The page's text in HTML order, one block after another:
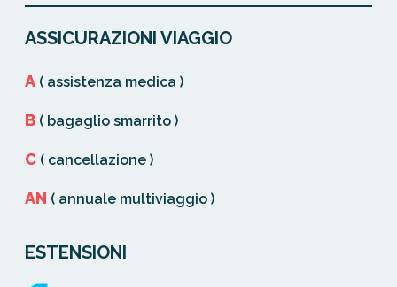
ASSICURAZIONI VIAGGIO
A ( assistenza medica )
B ( bagaglio smarrito )
C ( cancellazione )
AN ( annuale multiviaggio )
ESTENSIONI